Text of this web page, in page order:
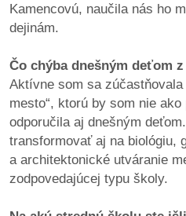
Kamencovú, naučila nás ho
dejinám.
Čo chýba dnešným deťom
Aktívne som sa
mesto“, ktorú by som nie
odporučila aj dnešným
transformovať aj na biológiu,
a architektonické utváranie
zodpovedajúcej typu školy.